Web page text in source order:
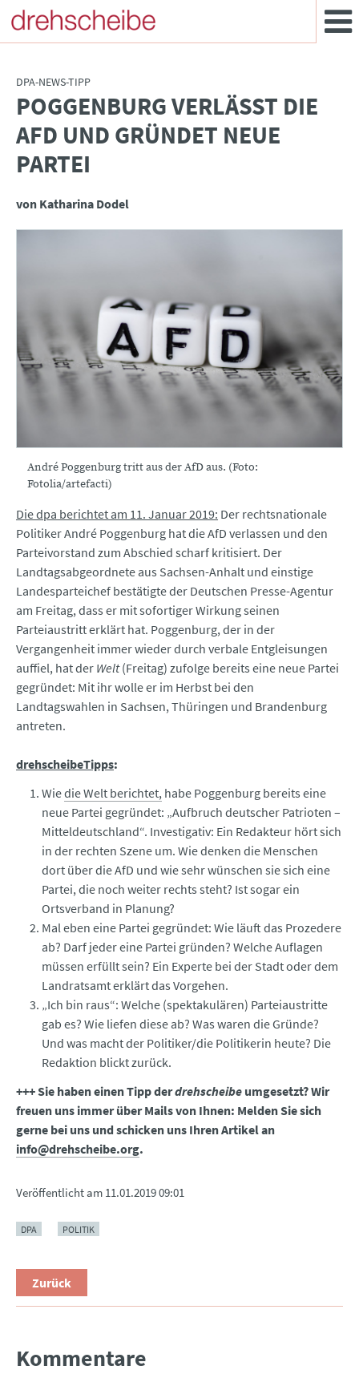
DPA-NEWS-TIPP
:POGGENBURG VERLÄSST DIE
AFD UND GRÜNDET NEUE
PARTEI
von Katharina Dodel
André Poggenburg tritt aus der AfD aus. (Foto:
Fotolia/artefacti)
Die dpa berichtet am 11. Januar 2019: Der rechtsnationale
Politiker André Poggenburg hat die AfD verlassen und den
Parteivorstand zum Abschied scharf kritisiert. Der
Landtagsabgeordnete aus Sachsen-Anhalt und einstige
Landesparteichef bestätigte der Deutschen Presse-Agentur
am Freitag, dass er mit sofortiger Wirkung seinen
Parteiaustritt erklärt hat. Poggenburg, der in der
Vergangenheit immer wieder durch verbale Entgleisungen
auffiel, hat der Welt(Freitag) zufolge bereits eine neue Partei
gegründet: Mit ihr wolle er im Herbst bei den
Landtagswahlen in Sachsen, Thüringen und Brandenburg
antreten.
drehscheibeTipps:
Wiedie Welt berichtet, habe Poggenburg bereits eine
neue Partei gegründet: „Aufbruch deutscher Patrioten –
Mitteldeutschland“. Investigativ: Ein Redakteur hört sich
in der rechten Szene um. Wie denken die Menschen
dort über die AfD und wie sehr wünschen sie sich eine
Partei, die noch weiter rechts steht? Ist sogar ein
Ortsverband in Planung?
Mal eben eine Partei gegründet: Wie läuft das Prozedere
ab? Darf jeder eine Partei gründen? Welche Auflagen
müssen erfüllt sein? Ein Experte bei der Stadt oder dem
Landratsamt erklärt das Vorgehen.
„Ich bin raus“: Welche (spektakulären) Parteiaustritte
gab es? Wie liefen diese ab? Was waren die Gründe?
Und was macht der Politiker/die Politikerin heute? Die
Redaktion blickt zurück.
+++ Sie haben einen Tipp derdrehscheibe umgesetzt? Wir
freuen uns immer über Mails von Ihnen: Melden Sie sich
gerne bei uns und schicken uns Ihren Artikel an
info@drehscheibe.org.
Veröffentlicht am 11.01.2019 09:01
DPA POLITIK
Zurück
Kommentare